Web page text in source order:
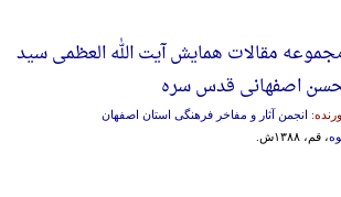
مقالات همایش آیت الله العظمی سید
اصفهانی قدس سره
انجمن آثار و مفاخر فرهنگی استان اصفهان
، قم، ۱۳۸۸ش.